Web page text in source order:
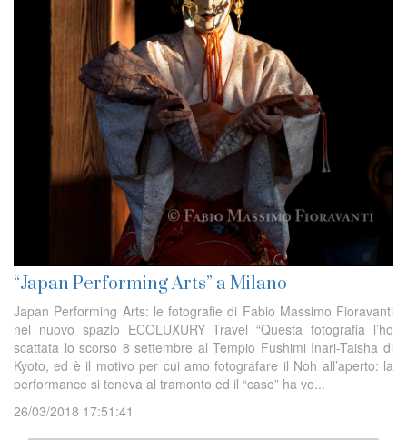
“Japan Performing Arts” a Milano
Japan Performing Arts: le fotografie di Fabio Massimo Fioravanti
nel nuovo spazio ECOLUXURY Travel “Questa fotografia l’ho
scattata lo scorso 8 settembre al Tempio Fushimi Inari-Taisha di
Kyoto, ed è il motivo per cui amo fotografare il Noh all’aperto: la
performance si teneva al tramonto ed il “caso” ha vo...
26/03/2018 17:51:41